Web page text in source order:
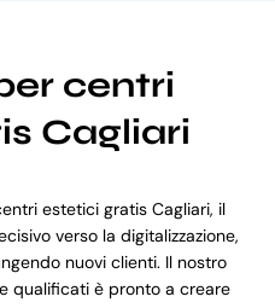
centri
Cagliari
estetici gratis Cagliari, il
verso la digitalizzazione,
nuovi clienti. Il nostro
qualificati è pronto a creare